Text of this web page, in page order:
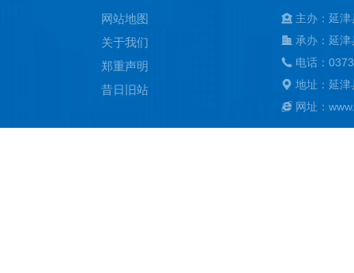
网站地图
关于我们
郑重声明
昔日旧站
主办：延
承办：延
电话：
地址：延
网址：